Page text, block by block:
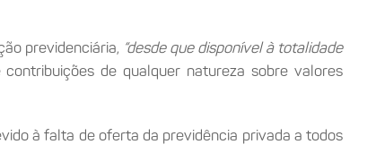
previdenciária, “desde que disponível à totalidade
de qualquer natureza sobre valores
à falta de oferta da previdência privada a todos